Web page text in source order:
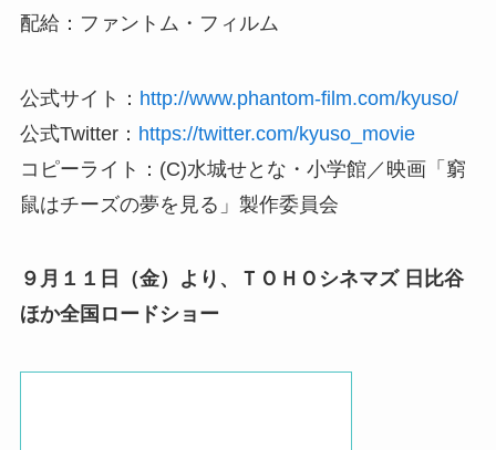
配給：ファントム・フィルム
公式サイト： http://www.phantom-film.com/kyuso/
公式Twitter： https://twitter.com/kyuso_movie
コピーライト：(C)水城せとな・小学館／映画「窮
鼠はチーズの夢を見る」製作委員会
９月１１日（金）より、ＴＯＨＯシネマズ 日比谷
ほか全国ロードショー